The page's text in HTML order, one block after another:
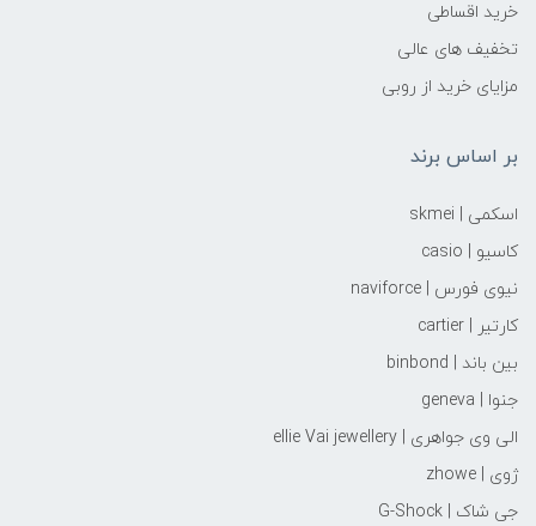
خرید اقساطی
تخفیف های عالی
مزایای خرید از روبی
بر اساس برند
اسکمی | skmei
کاسیو | casio
نیوی فورس | naviforce
کارتیر | cartier
بین باند | binbond
جنوا | geneva
الی وی جواهری | ellie Vai‌ jewellery
ژوی | zhowe
جی شاک | G-Shock